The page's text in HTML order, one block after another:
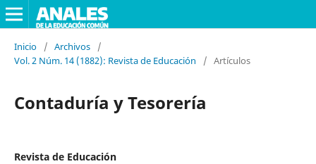
Inicio / Archivos
/
Vol. 2 Núm. 14 (1882): Revista de Educación
/ Artículos
Contaduría y Tesorería
Revista de Educación